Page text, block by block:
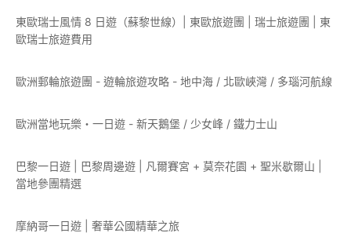
東歐瑞士風情 8 日遊（蘇黎世線）| 東歐旅遊團 | 瑞士旅遊團 | 東
歐瑞士旅遊費用
歐洲郵輪旅遊團 - 遊輪旅遊攻略 - 地中海 / 北歐峽灣 / 多瑙河航線
歐洲當地玩樂・一日遊 - 新天鵝堡 / 少女峰 / 鐵力士山
巴黎一日遊 | 巴黎周邊遊 | 凡爾賽宮 + 莫奈花園 + 聖米歇爾山 |
當地參團精選
摩納哥一日遊 | 奢華公國精華之旅